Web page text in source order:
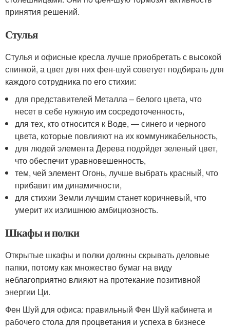
принятия решений.
Стулья
Стулья и офисные кресла лучше приобретать с высокой
спинкой, а цвет для них фен-шуй советует подбирать для
каждого сотрудника по его стихии:
для представителей Металла – белого цвета, что
несет в себе нужную им сосредоточенность,
для тех, кто относится к Воде, — синего и черного
цвета, которые повлияют на их коммуникабельность,
для людей элемента Дерева подойдет зеленый цвет,
что обеспечит уравновешенность,
тем, чей элемент Огонь, лучше выбрать красный, что
прибавит им динамичности,
для стихии Земли лучшим станет коричневый, что
умерит их излишнюю амбициозность.
Шкафы и полки
Открытые шкафы и полки должны скрывать деловые
папки, потому как множество бумаг на виду
неблагоприятно влияют на протекание позитивной
энергии Ци.
Фен Шуй для офиса: правильный Фен Шуй кабинета и
рабочего стола для процветания и успеха в бизнесе